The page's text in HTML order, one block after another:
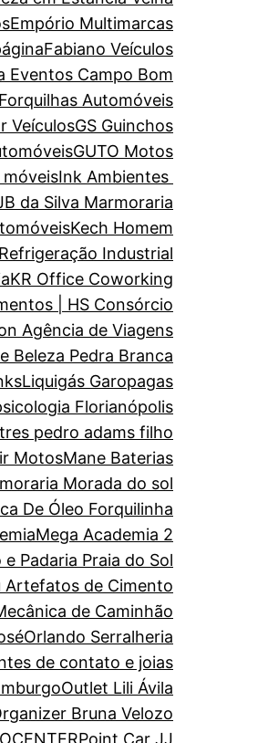
Empório Multimarcas
Fabiano Veículos
Eventos Campo Bom
Forquilhas Automóveis
VeículosGS Guinchos
GUTO Motos
móveisInk Ambientes
da Silva Marmoraria
Kech Homem
Industrial
KR Office Coworking
| HS Consórcio
Agência de Viagens
Beleza Pedra Branca
Liquigás Garopagas
Florianópolis
pedro adams filho
MotosMane Baterias
Morada do sol
De Óleo Forquilinha
Mega Academia 2
Padaria Praia do Sol
Artefatos de Cimento
de Caminhão
Orlando Serralheria
de contato e joias
Outlet Lili Ávila
Bruna Velozo